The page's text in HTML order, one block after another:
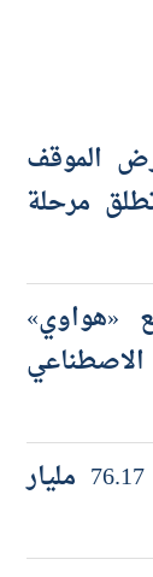
مرحلة
«هواوي»
شركات التأجير التمويلي تضخ 76.17 مليار
74.1 مليار جنيه حجم